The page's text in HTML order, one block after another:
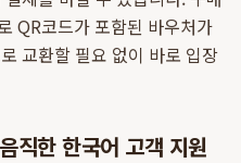
QR코드가 포함된 바우처가
교환할 필요 없이 바로 입장
직한 한국어 고객 지원